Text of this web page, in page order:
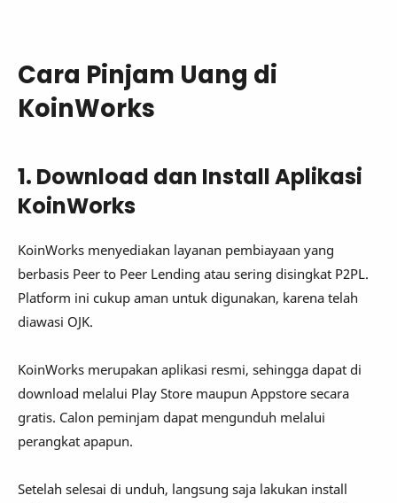
Cara Pinjam Uang di
KoinWorks
1. Download dan Install Aplikasi
KoinWorks
KoinWorks menyediakan layanan pembiayaan yang
berbasis Peer to Peer Lending atau sering disingkat P2PL.
Platform ini cukup aman untuk digunakan, karena telah
diawasi OJK.
KoinWorks merupakan aplikasi resmi, sehingga dapat di
download melalui Play Store maupun Appstore secara
gratis. Calon peminjam dapat mengunduh melalui
perangkat apapun.
Setelah selesai di unduh, langsung saja lakukan install